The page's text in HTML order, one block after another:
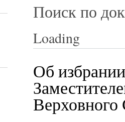
Поиск по
Loading
Об